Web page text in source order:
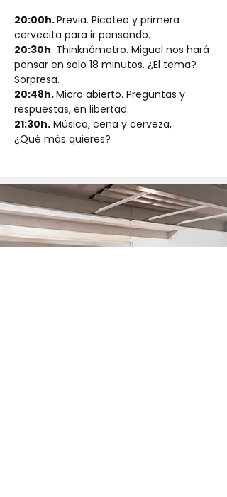
20:00h. Previa. Picoteo y primera
cervecita para ir pensando.
20:30h. Thinknómetro. Miguel nos hará
pensar en solo 18 minutos. ¿El tema?
Sorpresa.
20:48h. Micro abierto. Preguntas y
respuestas, en libertad.
21:30h. Música, cena y cerveza,
¿Qué más quieres?